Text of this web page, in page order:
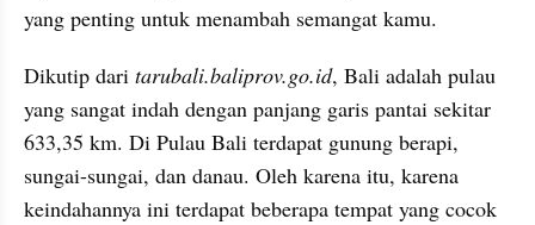
yang penting untuk menambah semangat kamu.
Dikutip dari tarubali.baliprov.go.id, Bali adalah pulau
yang sangat indah dengan panjang garis pantai sekitar
633,35 km. Di Pulau Bali terdapat gunung berapi,
sungai-sungai, dan danau. Oleh karena itu, karena
keindahannya ini terdapat beberapa tempat yang cocok